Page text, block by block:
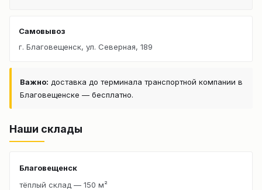
Самовывоз
г. Благовещенск, ул. Северная, 189
Важно: доставка до терминала транспортной компании в
Благовещенске — бесплатно.
Наши склады
Благовещенск
тёплый склад — 150 м²